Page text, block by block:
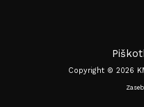
Copyright © 2026